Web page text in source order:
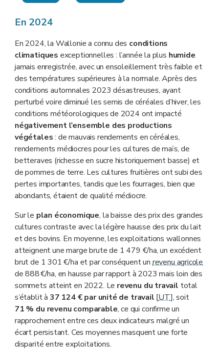
En 2024
En 2024, la Wallonie a connu des conditions
climatiques exceptionnelles : l’année la plus humide
jamais enregistrée, avec un ensoleillement très faible et
des températures supérieures à la normale. Après des
conditions automnales 2023 désastreuses, ayant
perturbé voire diminué les semis de céréales d’hiver, les
conditions météorologiques de 2024 ont impacté
négativement l’ensemble des productions
végétales: de mauvais rendements en céréales,
rendements médiocres pour les cultures de maïs, de
betteraves (richesse en sucre historiquement basse) et
de pommes de terre. Les cultures fruitières ont subi des
pertes importantes, tandis que les fourrages, bien que
abondants, étaient de qualité médiocre.
Sur le plan économique, la baisse des prix des grandes
cultures contraste avec la légère hausse des prix du lait
et des bovins. En moyenne, les exploitations wallonnes
atteignent une marge brute de 1 479 €/ha, un excédent
brut de 1 301 €/ha et par conséquent unrevenu agricole
de 888 €/ha, en hausse par rapport à 2023 mais loin des
sommets atteint en 2022. Le revenu du travail total
s’établit à 37 124€ par unité de travail [UT], soit
71 % du revenu comparable, ce qui confirme un
rapprochement entre ces deux indicateurs malgré un
écart persistant. Ces moyennes masquent une forte
disparité entre exploitations.